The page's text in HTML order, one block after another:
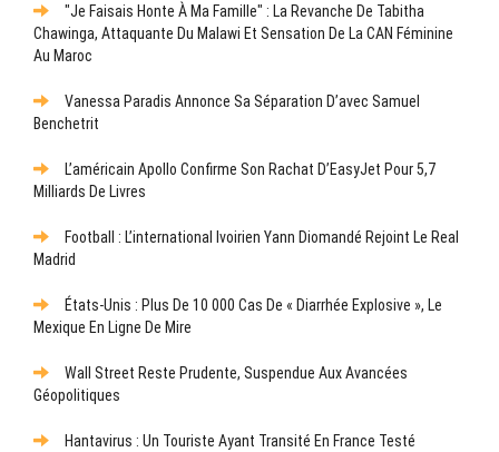
"Je Faisais Honte À Ma Famille" : La Revanche De Tabitha
Chawinga, Attaquante Du Malawi Et Sensation De La CAN Féminine
Au Maroc
Vanessa Paradis Annonce Sa Séparation D’avec Samuel
Benchetrit
L’américain Apollo Confirme Son Rachat D’EasyJet Pour 5,7
Milliards De Livres
Football : L’international Ivoirien Yann Diomandé Rejoint Le Real
Madrid
États-Unis : Plus De 10 000 Cas De « Diarrhée Explosive », Le
Mexique En Ligne De Mire
Wall Street Reste Prudente, Suspendue Aux Avancées
Géopolitiques
Hantavirus : Un Touriste Ayant Transité En France Testé